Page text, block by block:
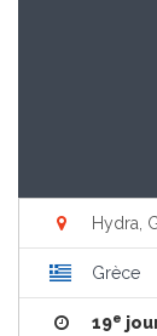
Hydra,
Grèce
19e